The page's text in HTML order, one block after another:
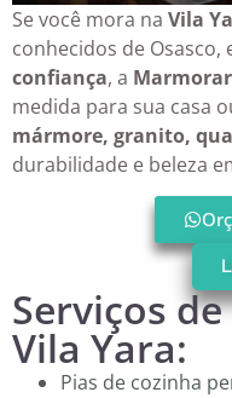
Se você mora na Vila
conhecidos de Osasco,
confiança, a
medida para sua casa
mármore, granito,
durabilidade e beleza
Serviços
Vila Yara:
Pias de cozinha